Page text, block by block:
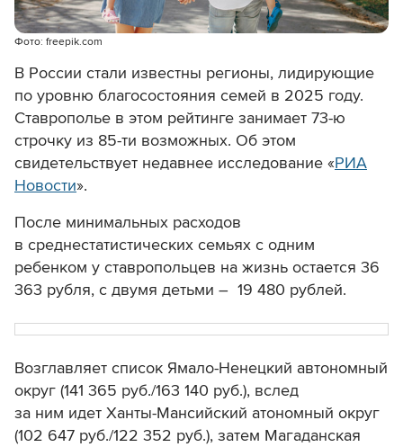
Фото: freepik.com
В России стали известны регионы, лидирующие
по уровню благосостояния семей в 2025 году.
Ставрополье в этом рейтинге занимает 73-ю
строчку из 85-ти возможных. Об этом
свидетельствует недавнее исследование «РИА
Новости».
После минимальных расходов
в среднестатистических семьях с одним
ребенком у ставропольцев на жизнь остается 36
363 рубля, с двумя детьми – 19 480 рублей.
Возглавляет список Ямало-Ненецкий автономный
округ (141 365 руб./163 140 руб.), вслед
за ним идет Ханты-Мансийский атономный округ
(102 647 руб./122 352 руб.), затем Магаданская